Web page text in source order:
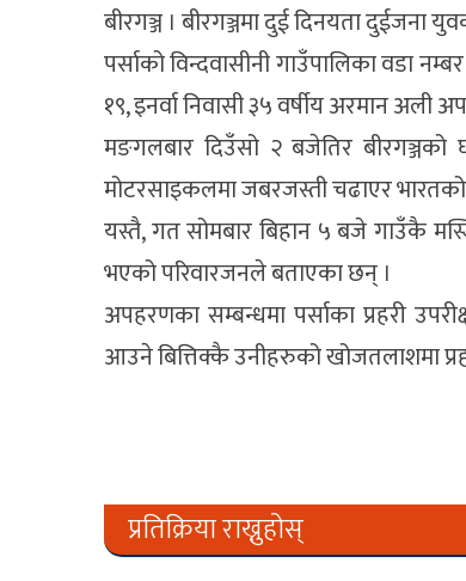
बीरगञ्ज । बीरगञ्जमा दुई दिनयता
पर्साको विन्दवासीनी गाउँपालिका वडा
१९, इनर्वा निवासी ३५ वर्षीय अरमान
मङगलबार दिउँसो २ बजेतिर
मोटरसाइकलमा जबरजस्ती चढाएर
यस्तै, गत सोमबार बिहान ५ बजे गाउँकै
भएको परिवारजनले बताएका छन् ।
अपहरणका सम्बन्धमा पर्साका प्रहरी
आउने बित्तिक्कै उनीहरुको खोजतलाशमा
प्रतिक्रिया राख्नुहोस्